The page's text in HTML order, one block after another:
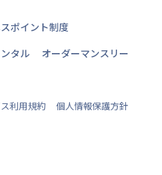
ポイント制度
タル
オーダーマンスリー
利用規約
個人情報保護方針